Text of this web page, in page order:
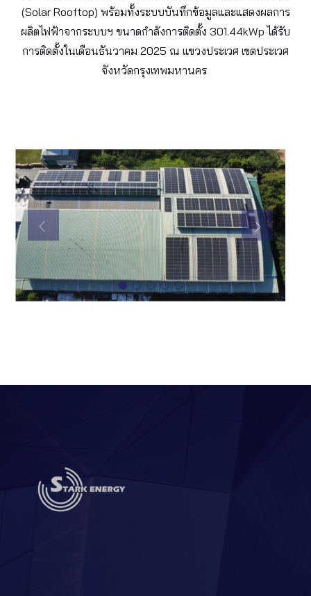
(Solar Rooftop) พร้อมทั้งระบบบันทึกข้อมูลและแสดงผลการ
ผลิตไฟฟ้าจากระบบฯ ขนาดกำลังการติดตั้ง 301.44kWp ได้รับ
การติดตั้งในเดือนธันวาคม 2025 ณ แขวงประเวศ เขตประเวศ
จังหวัดกรุงเทพมหานคร